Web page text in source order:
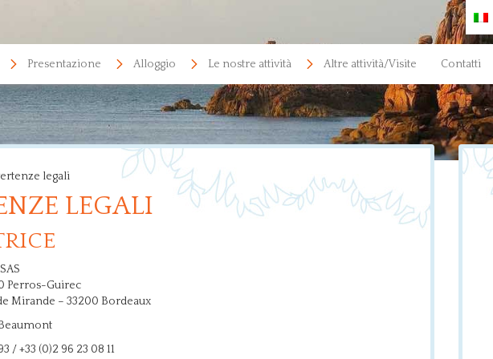
Presentazione Alloggio Le nostre attività Altre attività/Visite Contatti
legali
LEGALI
Perros-Guirec
Mirande – 33200 Bordeaux
/ +33 (0)2 96 23 08 11